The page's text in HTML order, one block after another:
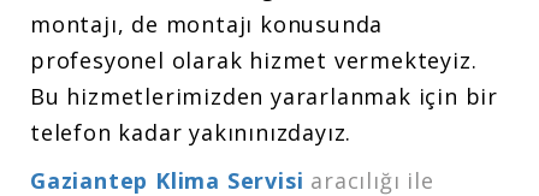
montajı, de montajı konusunda
profesyonel olarak hizmet vermekteyiz.
Bu hizmetlerimizden yararlanmak için bir
telefon kadar yakınınızdayız.
Gaziantep Klima Servisi aracılığı ile